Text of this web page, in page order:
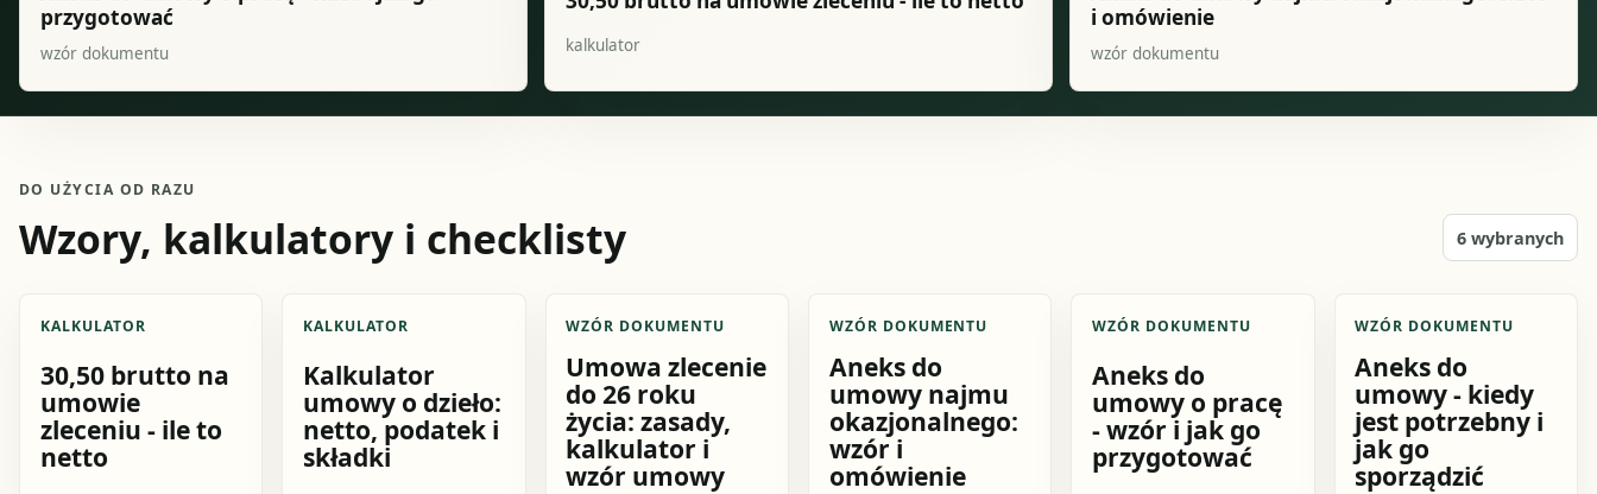
przygotować
wzór dokumentu kalkulator
i omówienie
wzór dokumentu
DO UŻYCIA OD RAZU
Wzory, kalkulatory i checklisty 6wybranych
KALKULATOR
30,50 brutto na
umowie
zleceniu - ile to
netto
KALKULATOR
Kalkulator
umowy o dzieło:
netto, podatek i
składki
WZÓR DOKUMENTU
Umowa zlecenie
do 26 roku
życia: zasady,
kalkulator i
wzór umowy
WZÓR DOKUMENTU
Aneks do
umowy najmu
okazjonalnego:
wzór i
omówienie
WZÓR DOKUMENTU
Aneks do
umowy o pracę
- wzór i jak go
przygotować
WZÓR DOKUMENTU
Aneks do
umowy - kiedy
jest potrzebny i
jak go
sporządzić